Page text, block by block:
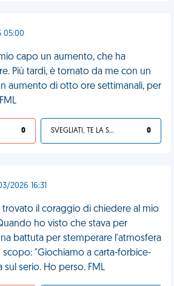
05:00
capo un aumento, che ha
Più tardi, è tornato da me con un
aumento di otto ore settimanali, per
0 SVEGLIATI, TE LA SEI CERCATA! 0
2026 16:31
il coraggio di chiedere al mio
ho visto che stava per
battuta per stemperare l'atmosfera
"Giochiamo a carta-forbice-
sul serio. Ho perso. FML